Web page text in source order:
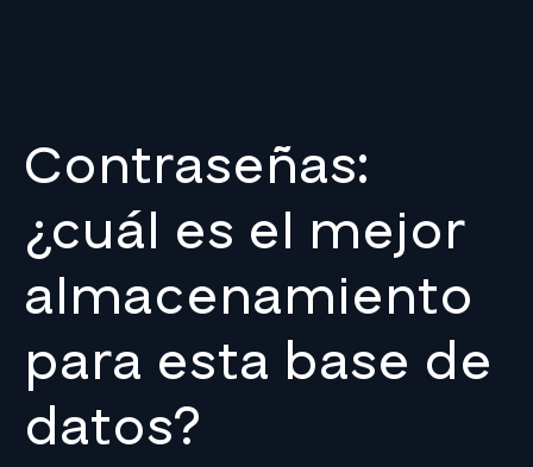
Contraseñas:
¿cuál es el mejor
almacenamiento
para esta base de
datos?